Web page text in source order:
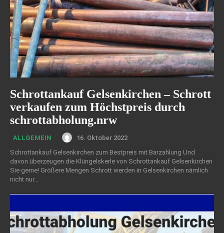
Schrottankauf Gelsenkirchen – Schrott
verkaufen zum Höchstpreis durch
schrottabholung.nrw
ALLGEMEIN
16. Oktober 2022
Schrottankauf Gelsenkirchen zum Bestpreis mit Barzahlung Und
davon überzeugen die Klüngelskerle von Schrottankauf Gelsenkirchen
Sie gerne! Größere Mengen Schrott werden in Gelsenkirchen nämlich
nicht nur...